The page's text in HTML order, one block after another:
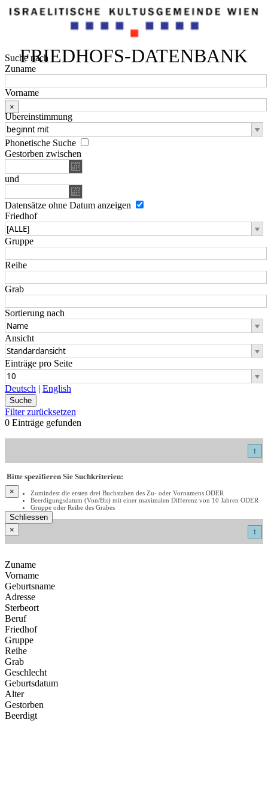
FRIEDHOFS-DATENBANK
Suche nach
Zuname
Vorname
Übereinstimmung
Phonetische Suche
Gestorben zwischen
und
Datensätze ohne Datum anzeigen
Friedhof
Gruppe
Reihe
Grab
Sortierung nach
Ansicht
Einträge pro Seite
Deutsch | English
Filter zurücksetzen
0 Einträge gefunden
1
Bitte spezifieren Sie Suchkriterien:
Zumindest die ersten drei Buchstaben des Zu- oder Vornamens ODER
Beerdigungsdatum (Von/Bis) mit einer maximalen Differenz von 10 Jahren ODER
Gruppe oder Reihe des Grabes
1
×
×
Schliessen
×
Zuname
Vorname
Geburtsname
Adresse
Sterbeort
Beruf
Friedhof
Gruppe
Reihe
Grab
Geschlecht
Geburtsdatum
Alter
Gestorben
Beerdigt